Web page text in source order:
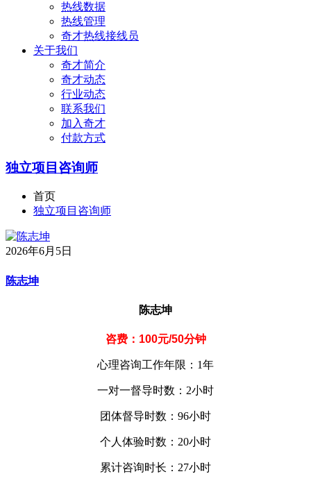
热线数据
热线管理
奇才热线接线员
关于我们
奇才简介
奇才动态
行业动态
联系我们
加入奇才
付款方式
独立项目咨询师
首页
独立项目咨询师
2026年6月5日
陈志坤
陈志坤
咨费：100元/50分钟
心理咨询工作年限：1年
一对一督导时数：2小时
团体督导时数：96小时
个人体验时数：20小时
累计咨询时长：27小时